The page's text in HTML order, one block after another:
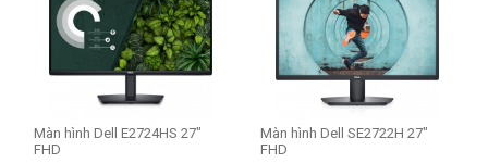
Màn hình Dell E2724HS 27"
FHD
Màn hình Dell SE2722H 27"
FHD